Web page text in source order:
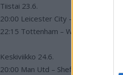
Tiistai 23.6.
20:00 Leicester City – Brighton
22:15 Tottenham – West Ham
Keskiviikko 24.6.
20:00 Man Utd – Sheffield Utd